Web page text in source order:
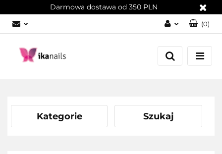
Darmowa dostawa od 350 PLN
Zaloguj się
Załóż konto
(0)
Kategorie Szukaj